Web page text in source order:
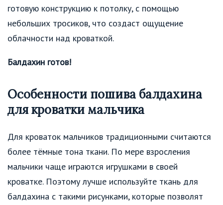
готовую конструкцию к потолку, с помощью
небольших тросиков, что создаст ощущение
облачности над кроваткой.
Балдахин готов!
Особенности пошива балдахина
для кроватки мальчика
Для кроваток мальчиков традиционными считаются
более тёмные тона ткани. По мере взросления
мальчики чаще играются игрушками в своей
кроватке. Поэтому лучше используйте ткань для
балдахина с такими рисунками, которые позволят